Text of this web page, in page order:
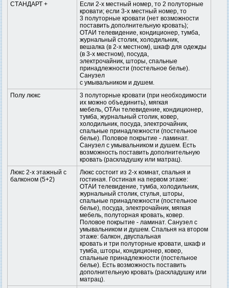
СТАНДАРТ +
Если 2-х местный номер, то 2 полуторные
кровати; если 3-х местный номер, то
3 полуторные кровати (нет возможности
поставить дополнительную кровать);
ОТАИ телевидение, кондиционер, тумба,
журнальный столик, холодильник,
вешалка (в 2-х местном), шкаф для одежды
(в 3-х местном), посуда,
электрочайник, шторы, спальные
принадлежности (постельное белье).
Санузел
с умывальником и душем.
Полу люкс
3 полуторные кровати (при необходимости
их можно объединить), мягкая
мебель, ОТАн телевидение, кондиционер,
тумба, журнальный столик, ковер,
холодильник, посуда, электрочайник,
спальные принадлежности (постельное
белье). Половое покрытие - ламинат.
Санузел с умывальником и душем. Есть
возможность поставить дополнительную
кровать (раскладушку или матрац).
Люкс 2-х этажный с
балконом (5+2)
Люкс состоит из 2-х комнат, спальня и
гостиная. Гостиная на первом этаже:
ОТАИ телевидение, тумба, холодильник,
журнальный столик, стулья, шторы,
спальные принадлежности (постельное
белье), посуда, электрочайник, мягкая
мебель, полуторная кровать, ковер.
Половое покрытие - ламинат. Санузел с
умывальником и душем. Спальня на втором
этаже: балкон, двуспальная
кровать и три полуторные кровати, шкаф и
тумба, шторы, кондиционер, ковер,
спальные принадлежности (постельное
белье). Есть возможность поставить
дополнительную кровать (раскладушку или
матрац).